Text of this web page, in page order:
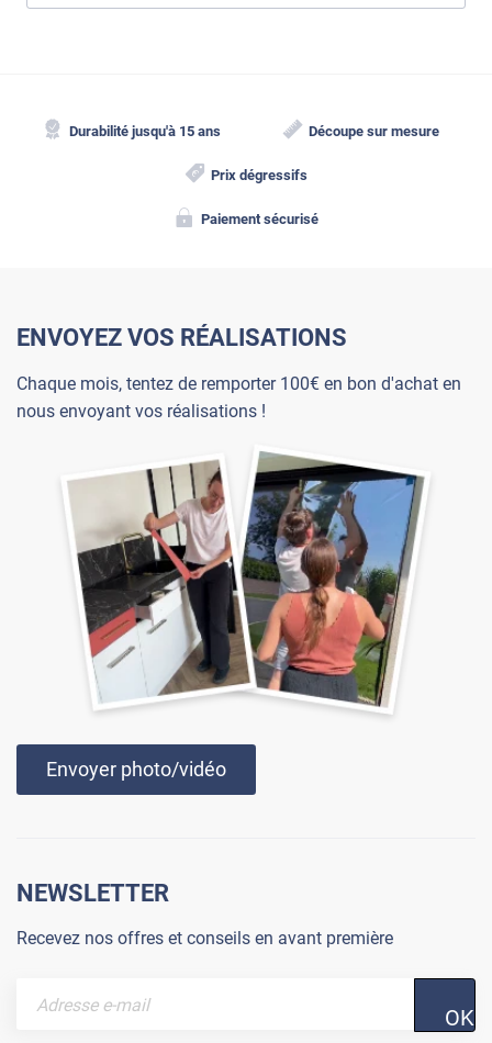
Durabilité jusqu'à 15 ans Découpe sur mesure
Prix dégressifs
Paiement sécurisé
ENVOYEZ VOS RÉALISATIONS
Chaque mois, tentez de remporter 100€ en bon d'achat en
nous envoyant vos réalisations !
Envoyer photo/vidéo
NEWSLETTER
Recevez nos offres et conseils en avant première
OK